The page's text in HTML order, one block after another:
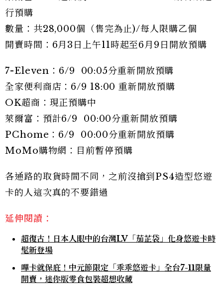
行預購
數量：共28,000個（售完為止)/每人限購乙個
開賣時間：6月3日上午11時起至6月9日開放預購
7-Eleven：6/9 00:05分重新開放預購
全家便利商店：6/9 18:00 重新開放預購
OK超商：現正預購中
萊爾富：預計6/9 00:00分重新開放預購
PChome：6/9 00:00分重新開放預購
MoMo購物網：目前暫停預購
各通路的取貨時間不同，之前沒搶到PS4造型悠遊
卡的人這次真的不要錯過
延伸閱讀：
超復古！日本人眼中的台灣LV「茄芷袋」化身悠遊卡時
髦新登場
嗶卡就保庇！中元節限定「乖乖悠遊卡」全台7-11限量
開賣，迷你版零食包裝超想收藏